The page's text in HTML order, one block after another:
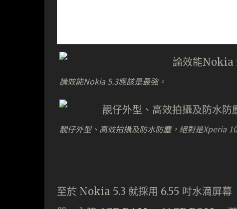
論效能Nokia 5.3應該是最強。
靚仔外型、高效拍攝及防水防塵，絕對是Xperia
至於 Nokia 5.3 就採用 6.55 吋水滴屏